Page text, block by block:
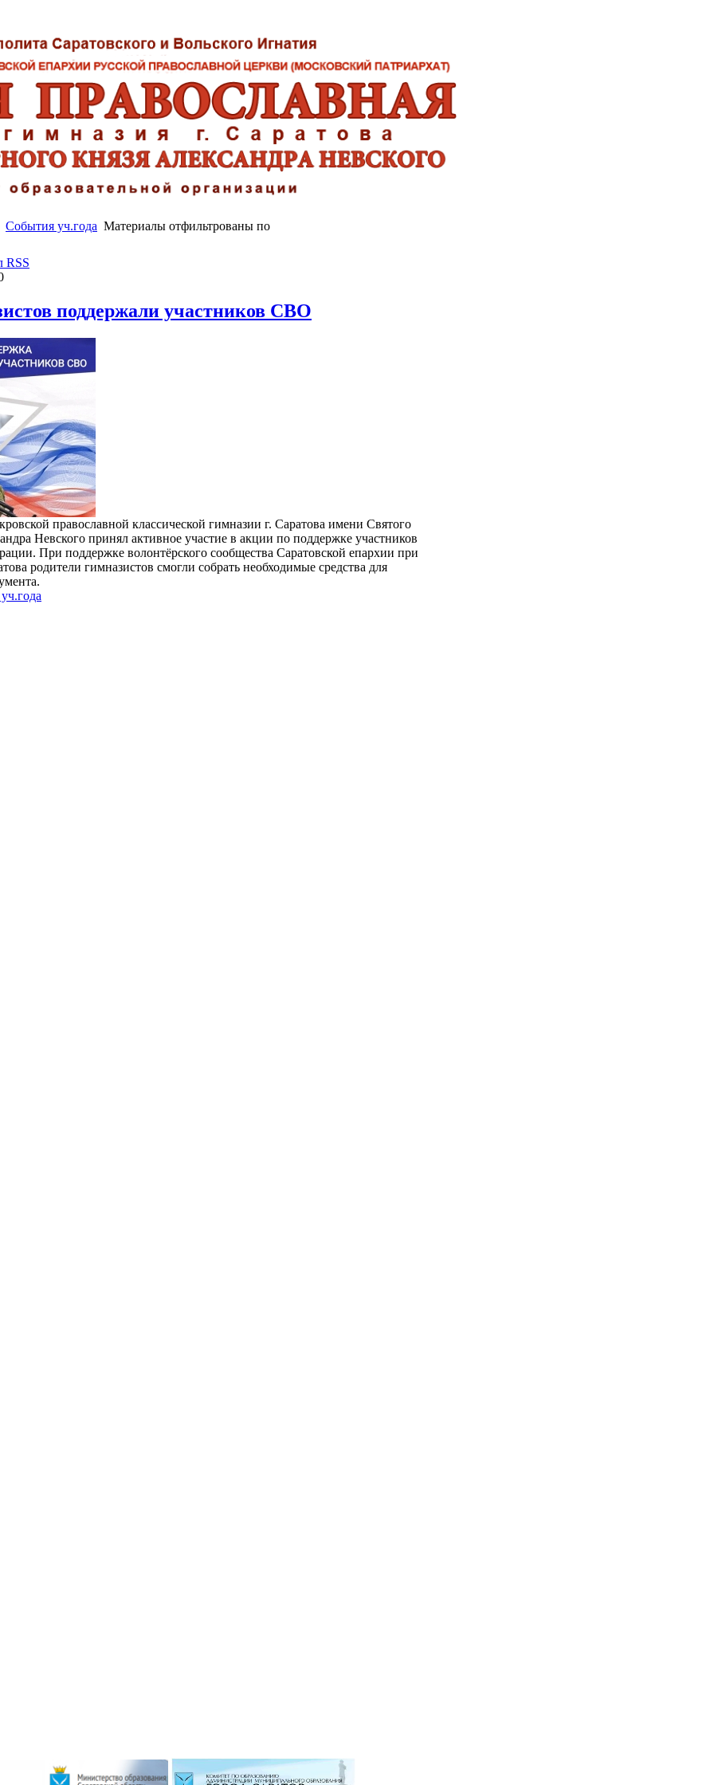
События уч.года Материалы отфильтрованы по
RSS
поддержали участников СВО
православной классической гимназии г. Саратова имени Святого
Невского принял активное участие в акции по поддержке участников
При поддержке волонтёрского сообщества Саратовской епархии при
родители гимназистов смогли собрать необходимые средства для